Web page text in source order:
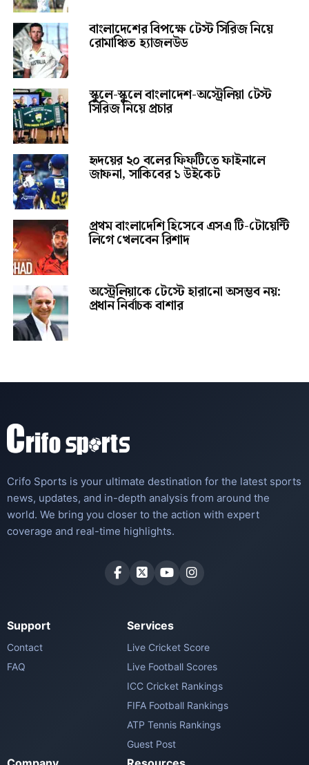
বাংলাদেশের বিপক্ষে টেস্ট সিরিজ নিয়ে
রোমাঞ্চিত হ্যাজলউড
স্কুলে-স্কুলে বাংলাদেশ-অস্ট্রেলিয়া টেস্ট
সিরিজ নিয়ে প্রচার
হৃদয়ের ২০ বলের ফিফটিতে ফাইনালে
জাফনা, সাকিবের ১ উইকেট
প্রথম বাংলাদেশি হিসেবে এসএ টি-টোয়েন্টি
লিগে খেলবেন রিশাদ
অস্ট্রেলিয়াকে টেস্টে হারানো অসম্ভব নয়:
প্রধান নির্বাচক বাশার
Crifo Sports is your ultimate destination for the latest sports
news, updates, and in-depth analysis from around the
world. We bring you closer to the action with expert
coverage and real-time highlights.
Support
Contact
FAQ
Services
Live Cricket Score
Live Football Scores
ICC Cricket Rankings
FIFA Football Rankings
ATP Tennis Rankings
Guest Post